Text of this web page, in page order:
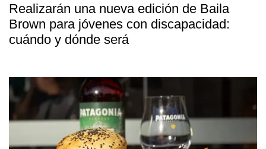
Realizarán una nueva edición de Baila
Brown para jóvenes con discapacidad:
cuándo y dónde será